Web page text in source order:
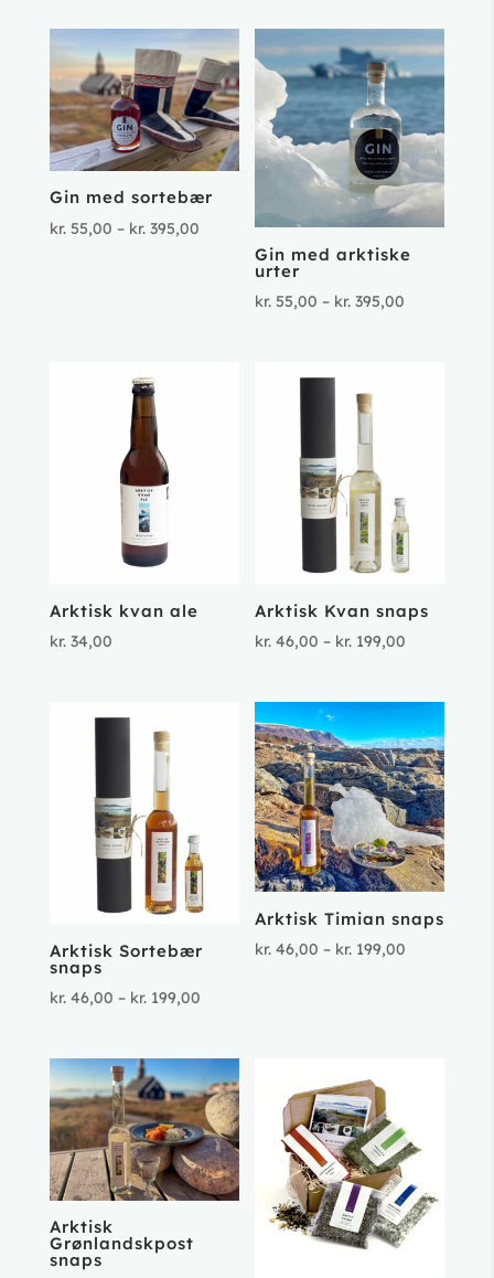
Gin med sortebær
kr.55,00 – kr.395,00Prisinterval:
kr. 55,00
kr. 395,00
Gin med arktiske
urter
kr. 55,00 – kr. 395,00
Arktisk kvan ale
kr.34,00
Arktisk Kvan snaps
kr. 46,00 – kr. 199,00
til
kr. 199,00
Arktisk Sortebær
snaps
kr.46,00 – kr.199,00Prisinterval:
til
kr. 199,00
Arktisk Timian snaps
kr. 46,00 – kr. 199,00
Arktisk
Grønlandskpost
snaps